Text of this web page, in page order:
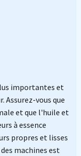
importantes et
Assurez-vous que
et que l'huile et
à essence
propres et lisses
machines est